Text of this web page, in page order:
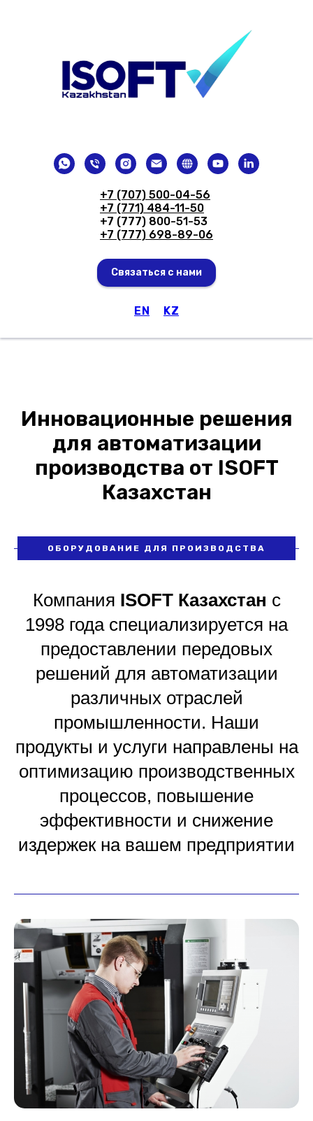
+7 (707) 500-04-56
+7 (771) 484-11-50
+7 (777) 800-51-53
+7 (777) 698-89-06
Связаться с нами
EN KZ
Инновационные решения
для автоматизации
производства от ISOFT
Казахстан
ОБОРУДОВАНИЕ ДЛЯ ПРОИЗВОДСТВА
Компания ISOFT Казахстан с
1998 года специализируется на
предоставлении передовых
решений для автоматизации
различных отраслей
промышленности. Наши
продукты и услуги направлены на
оптимизацию производственных
процессов, повышение
эффективности и снижение
издержек на вашем предприятии